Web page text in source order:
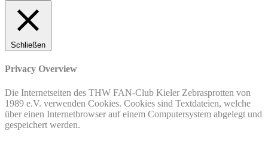
Schließen
Privacy Overview
Die Internetseiten des THW FAN-Club Kieler Zebrasprotten von
1989 e.V. verwenden Cookies. Cookies sind Textdateien, welche
über einen Internetbrowser auf einem Computersystem abgelegt und
gespeichert werden.